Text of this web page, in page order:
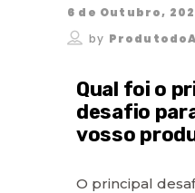
6 de Outubro,
by
Qual foi o
desafio
vosso
O principal